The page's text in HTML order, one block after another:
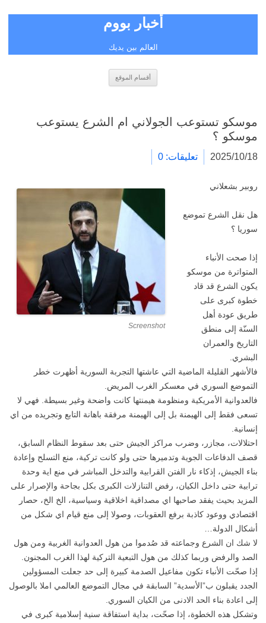
أخبار بووم
العالم بين يديك
أقسام الموقع
موسكو تستوعب الجولاني ام الشرع يستوعب
موسكو ؟
2025/10/18 تعليقات: 0
Screenshot
روبير بشعلاني
هل نقل الشرع تموضع
سوريا ؟
إذا صحت الأنباء
المتواترة من موسكو
يكون الشرع قد قاد
خطوة كبرى على
طريق عودة أهل
السنّة إلى منطق
التاريخ والعمران
البشري.
فالأشهر القليلة الماضية التي عاشتها التجربة السورية أظهرت خطر
التموضع السوري في معسكر الغرب المريض.
فالعدوانية الأمريكية ومنظومة هيمنتها كانت واضحة وغير بسيطة. فهي لا
تسعى فقط إلى الهيمنة بل إلى الهيمنة مرفقة باهانة التابع وتجريده من اي
إنسانية.
احتلالات، مجازر، وضرب مراكز الجيش حتى بعد سقوط النظام السابق،
قصف الدفاعات الجوية وتدميرها حتى ولو كانت تركية، منع التسلح وإعادة
بناء الجيش، إذكاء نار الفتن القرابية والتدخل المباشر في منع اية وحدة
ترابية حتى داخل الكيان، رفض التنازلات الكبرى بكل بجاحة والإصرار على
المزيد بحيث يفقد صاحبها اي مصداقية اخلاقية وسياسية، الخ الخ، حصار
اقتصادي ووعود كاذبة برفع العقوبات، وصولا إلى منع قيام اي شكل من
أشكال الدولة…
لا شك ان الشرع وجماعته قد صُدموا من هول العدوانية الغربية ومن هول
الصد والرفض وربما كذلك من هول التبعية التركية لهذا الغرب المجنون.
إذا صحّت الأنباء تكون مفاعيل الصدمة كبيرة إلى حد جعلت المسؤولين
الجدد يقبلون ب”الأسدية” السابقة في مجال التموضع العالمي املا بالوصول
إلى اعادة بناء الحد الادنى من الكيان السوري.
وتشكل هذه الخطوة، إذا صحّت، بداية استفاقة سنية إسلامية كبرى في